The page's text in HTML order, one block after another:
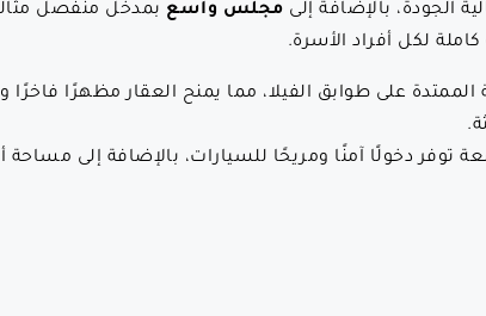
الجودة، بالإضافة إلى مجلس واسع بمدخل منفصل
لكل أفراد الأسرة.
الممتدة على طوابق الفيلا، مما يمنح العقار مظهرًا فاخرًا
دخولًا آمنًا ومريحًا للسيارات، بالإضافة إلى مساحة